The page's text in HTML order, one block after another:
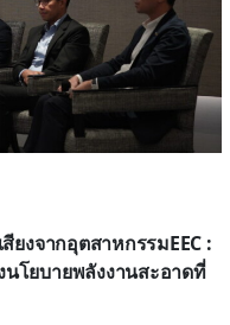
ยงจากอุตสาหกรรมEEC :
โยบายพลังงานสะอาดที่